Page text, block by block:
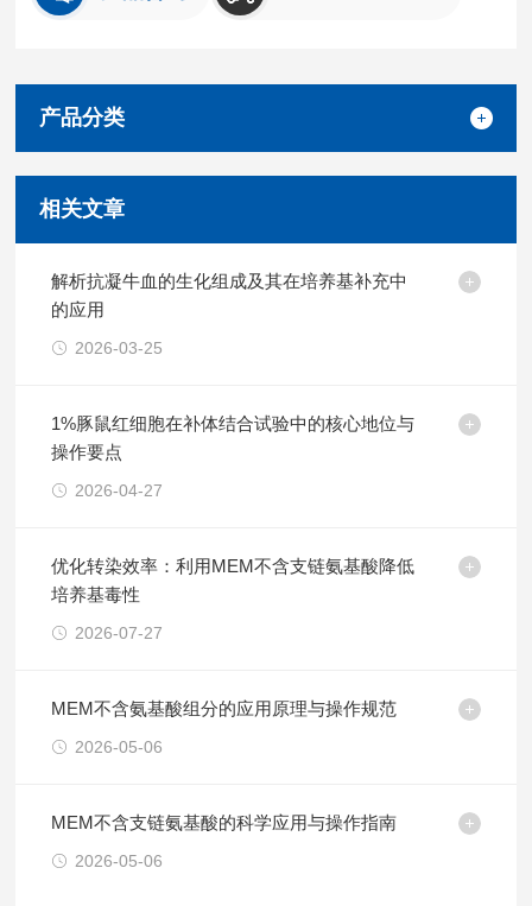
产品分类
相关文章
解析抗凝牛血的生化组成及其在培养基补充中
的应用
2026-03-25
1%豚鼠红细胞在补体结合试验中的核心地位与
操作要点
2026-04-27
优化转染效率：利用MEM不含支链氨基酸降低
培养基毒性
2026-07-27
MEM不含氨基酸组分的应用原理与操作规范
2026-05-06
MEM不含支链氨基酸的科学应用与操作指南
2026-05-06